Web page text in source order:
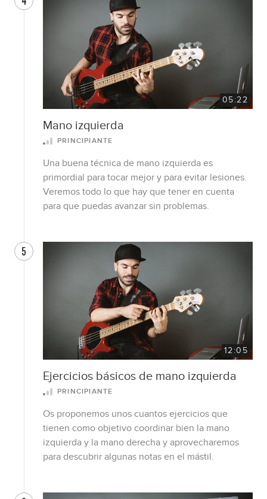
05:22
Mano izquierda
PRINCIPIANTE
Una buena técnica de mano izquierda es
primordial para tocar mejor y para evitar lesiones.
Veremos todo lo que hay que tener en cuenta
para que puedas avanzar sin problemas.
5
12:05
Ejercicios básicos de mano izquierda
PRINCIPIANTE
Os proponemos unos cuantos ejercicios que
tienen como objetivo coordinar bien la mano
izquierda y la mano derecha y aprovecharemos
para descubrir algunas notas en el mástil.